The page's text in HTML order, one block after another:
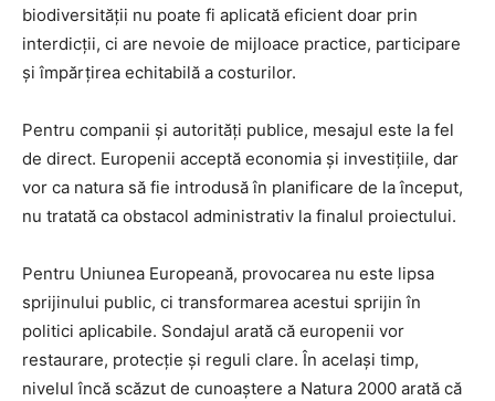
biodiversității nu poate fi aplicată eficient doar prin
interdicții, ci are nevoie de mijloace practice, participare
și împărțirea echitabilă a costurilor.
Pentru companii și autorități publice, mesajul este la fel
de direct. Europenii acceptă economia și investițiile, dar
vor ca natura să fie introdusă în planificare de la început,
nu tratată ca obstacol administrativ la finalul proiectului.
Pentru Uniunea Europeană, provocarea nu este lipsa
sprijinului public, ci transformarea acestui sprijin în
politici aplicabile. Sondajul arată că europenii vor
restaurare, protecție și reguli clare. În același timp,
nivelul încă scăzut de cunoaștere a Natura 2000 arată că